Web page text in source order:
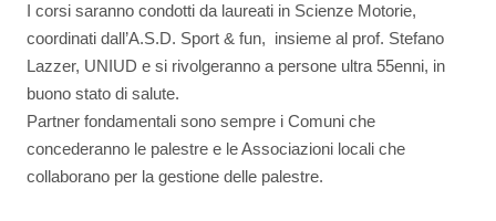
I corsi saranno condotti da laureati in Scienze Motorie,
coordinati dall’A.S.D. Sport & fun, insieme al prof. Stefano
Lazzer, UNIUD e si rivolgeranno a persone ultra 55enni, in
buono stato di salute.
Partner fondamentali sono sempre i Comuni che
concederanno le palestre e le Associazioni locali che
collaborano per la gestione delle palestre.